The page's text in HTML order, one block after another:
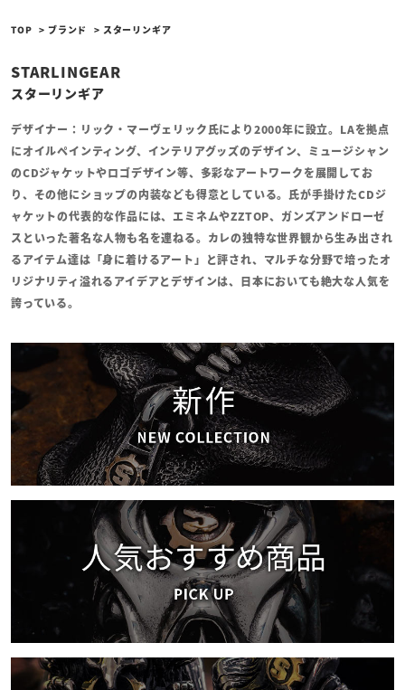
TOP ブランド スターリンギア
STARLINGEAR
スターリンギア
デザイナー：リック・マーヴェリック氏により2000年に設立。LAを拠点
にオイルペインティング、インテリアグッズのデザイン、ミュージシャン
のCDジャケットやロゴデザイン等、多彩なアートワークを展開してお
り、その他にショップの内装なども得意としている。氏が手掛けたCDジ
ャケットの代表的な作品には、エミネムやZZTOP、ガンズアンドローゼ
スといった著名な人物も名を連ねる。カレの独特な世界観から生み出され
るアイテム達は「身に着けるアート」と評され、マルチな分野で培ったオ
リジナリティ溢れるアイデアとデザインは、日本においても絶大な人気を
誇っている。